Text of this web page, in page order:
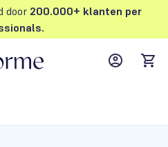
door 200.000+ klanten per
MyFFM